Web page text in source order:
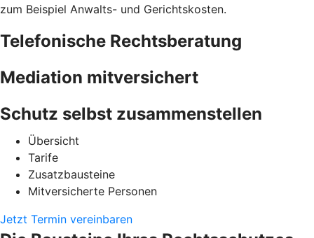
zum Beispiel Anwalts- und Gerichtskosten.
Telefonische Rechtsberatung
Mediation mitversichert
Schutz selbst zusammenstellen
Übersicht
Tarife
Zusatzbausteine
Mitversicherte Personen
Jetzt Termin vereinbaren